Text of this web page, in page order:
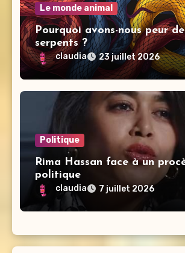
Le monde animal
Pourquoi avons-nous peur
serpents ?
claudia 23 juillet 2026
Politique
Rima Hassan face à un
politique
claudia 7 juillet 2026